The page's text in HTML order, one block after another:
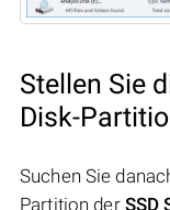
Stellen Sie
Disk-
Suchen Sie
Partition der SSD